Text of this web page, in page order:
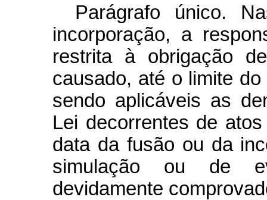
Parágrafo único.
incorporação, a
restrita à obrigação
causado, até o limite
sendo aplicáveis as
Lei decorrentes de
data da fusão ou da
simulação ou de
devidamente